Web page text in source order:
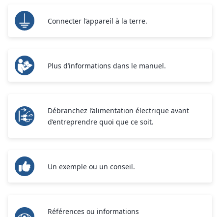
Connecter l’appareil à la terre.
Plus d’informations dans le manuel.
Débranchez l’alimentation électrique avant
d’entreprendre quoi que ce soit.
Un exemple ou un conseil.
Références ou informations